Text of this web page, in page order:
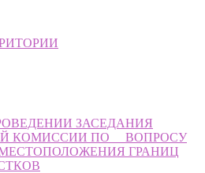
ЗАСЕДАНИЯ
КОМИССИИ ПО ВОПРОСУ
ГРАНИЦ